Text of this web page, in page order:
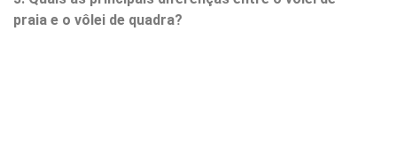
praia e o vôlei de quadra?